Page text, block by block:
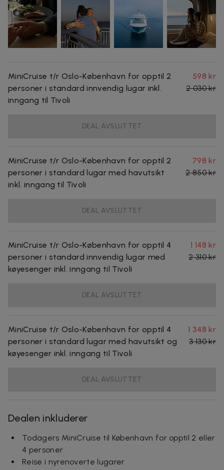
MiniCruise t/r Oslo-København for opptil 2
personer i standard innvendig lugar inkl.
inngang til Tivoli
598 kr
2 030 kr
DEAL AVSLUTTET
MiniCruise t/r Oslo-København for opptil 2
personer i standard lugar med havutsikt
inkl. inngang til Tivoli
798 kr
2 850 kr
DEAL AVSLUTTET
MiniCruise t/r Oslo-København for opptil 4
personer i standard innvendig lugar med
køyesenger inkl. inngang til Tivoli
1 148 kr
2 310 kr
DEAL AVSLUTTET
MiniCruise t/r Oslo-København for opptil 4
personer i standard lugar med havutsikt og
køyesenger inkl. inngang til Tivoli
1 348 kr
3 130 kr
DEAL AVSLUTTET
Dealen inkluderer
Todagers MiniCruise til København for opptil 2 eller
4 personer
Reise i nyrenoverte lugarer